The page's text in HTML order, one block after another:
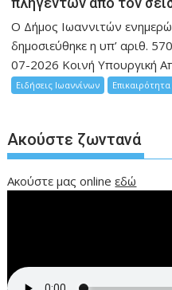
Ο Δήμος Ιωαννιτών
δημοσιεύθηκε η υπ’ αριθ.
07-2026 Κοινή Υπουργική
Ειδήσεις Ιωαννίνων Επικαιρότητα
Ακούστε ζωντανά
Ακούστε μας onlineεδώ